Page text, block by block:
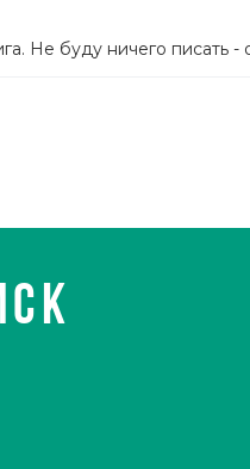
Не буду ничего писать